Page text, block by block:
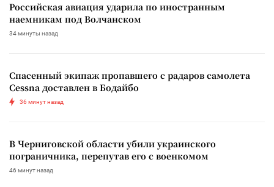
Российская авиация ударила по иностранным
наемникам под Волчанском
34 минуты назад
Спасенный экипаж пропавшего с радаров самолета
Cessna доставлен в Бодайбо
36 минут назад
В Черниговской области убили украинского
пограничника, перепутав его с военкомом
46 минут назад